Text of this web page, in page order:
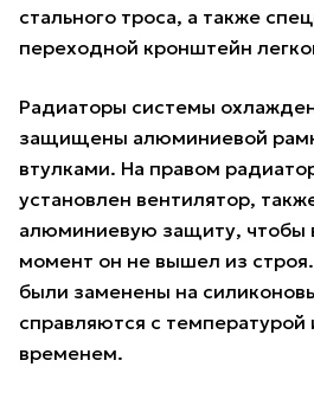
стального троса, а также
переходной кронштейн
Радиаторы системы
защищены алюминиевой
втулками. На правом
установлен вентилятор,
алюминиевую защиту, чтобы
момент он не вышел из
были заменены на
справляются с
временем.